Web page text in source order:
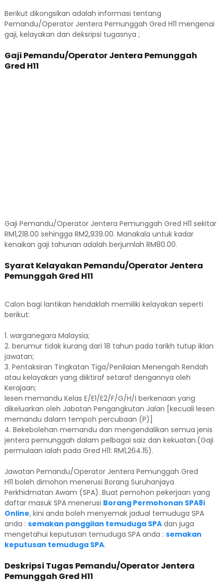
Berikut dikongsikan adalah informasi tentang
Pemandu/Operator Jentera Pemunggah Gred H11 mengenai
gaji, kelayakan dan deksripsi tugasnya ;
Gaji Pemandu/Operator Jentera Pemunggah
Gred H11
Gaji Pemandu/Operator Jentera Pemunggah Gred H11 sekitar
RM1,218.00 sehingga RM2,939.00. Manakala untuk kadar
kenaikan gaji tahunan adalah berjumlah RM80.00.
Syarat Kelayakan Pemandu/Operator Jentera
Pemunggah Gred H11
Calon bagi lantikan hendaklah memiliki kelayakan seperti
berikut:
1. warganegara Malaysia;
2. berumur tidak kurang dari 18 tahun pada tarikh tutup iklan
jawatan;
3. Pentaksiran Tingkatan Tiga/Penilaian Menengah Rendah
atau kelayakan yang diiktiraf setaraf dengannya oleh
Kerajaan;
lesen memandu Kelas E/E1/E2/F/G/H/I berkenaan yang
dikeluarkan oleh Jabatan Pengangkutan Jalan [kecuali lesen
memandu dalam tempoh percubaan (P)]
4. Bekebolehan memandu dan mengendalikan semua jenis
jentera pemunggah dalam pelbagai saiz dan kekuatan.(Gaji
permulaan ialah pada Gred H11: RM1,264.15).
Jawatan Pemandu/Operator Jentera Pemunggah Gred
H11 boleh dimohon menerusi Borang Suruhanjaya
Perkhidmatan Awam (SPA). Buat pemohon pekerjaan yang
daftar masuk SPA menerusi Borang Permohonan SPA8i
Online, kini anda boleh menyemak jadual temuduga SPA
anda : semakan panggilan temuduga SPA dan juga
mengetahui keputusan temuduga SPA anda : semakan
keputusan temuduga SPA.
Deskripsi Tugas Pemandu/Operator Jentera
Pemunggah Gred H11